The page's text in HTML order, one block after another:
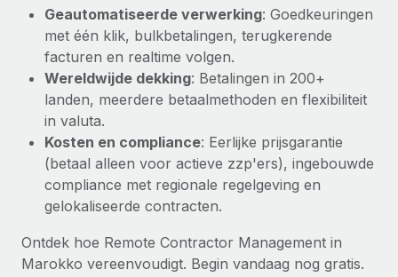
Geautomatiseerde verwerking: Goedkeuringen
met één klik, bulkbetalingen, terugkerende
facturen en realtime volgen.
Wereldwijde dekking: Betalingen in 200+
landen, meerdere betaalmethoden en flexibiliteit
in valuta.
Kosten en compliance: Eerlijke prijsgarantie
(betaal alleen voor actieve zzp'ers), ingebouwde
compliance met regionale regelgeving en
gelokaliseerde contracten.
Ontdek hoe Remote Contractor Management in
Marokko vereenvoudigt. Begin vandaag nog gratis.